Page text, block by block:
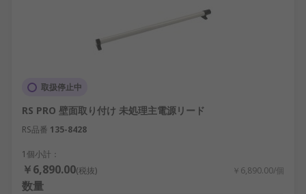
取扱停止中
RS PRO 壁面取り付け 未処理主電源リード
RS品番 135-8428
1個小計：
￥6,890.00(税抜) ￥6,890.00/個
数量